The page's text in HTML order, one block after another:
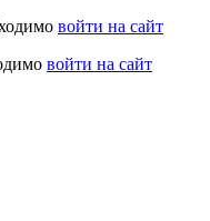
войти на сайт
войти на сайт